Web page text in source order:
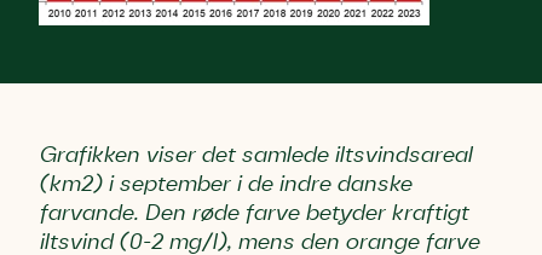
Grafikken viser det samlede iltsvindsareal
(km2) i september i de indre danske
farvande. Den røde farve betyder kraftigt
iltsvind (0-2 mg/l), mens den orange farve